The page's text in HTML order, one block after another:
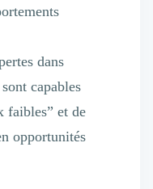
dans
capables
faibles” et de
opportunités